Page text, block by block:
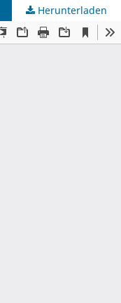
Herunterladen